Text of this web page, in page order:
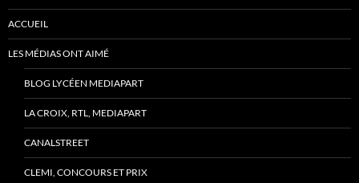
ACCUEIL
LES MÉDIAS ONT AIMÉ
BLOG LYCÉEN MEDIAPART
LA CROIX, RTL, MEDIAPART
CANALSTREET
CLEMI, CONCOURS ET PRIX